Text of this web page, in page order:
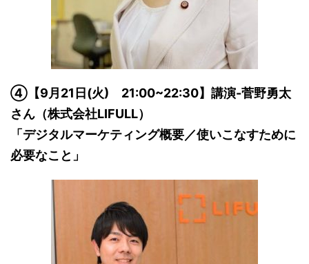
④【9月21日(火) 21:00~22:30】講演-菅野勇太
さん（株式会社LIFULL）
「デジタルマーケティング概要／使いこなすために
必要なこと」